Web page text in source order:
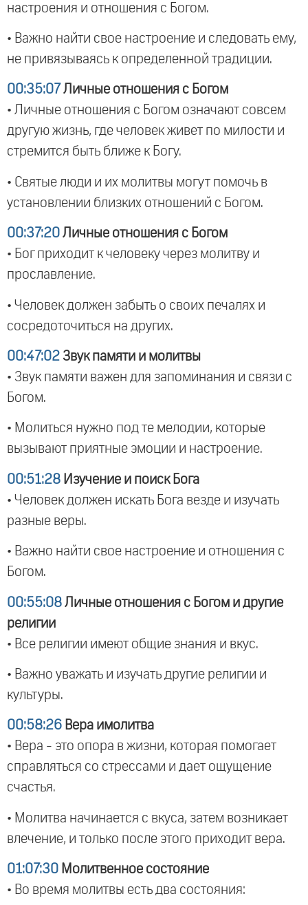
настроения и отношения с Богом.
• Важно найти свое настроение и следовать ему,
не привязываясь к определенной традиции.
00:35:07 Личные отношения с Богом
• Личные отношения с Богом означают совсем
другую жизнь, где человек живет по милости и
стремится быть ближе к Богу.
• Святые люди и их молитвы могут помочь в
установлении близких отношений с Богом.
00:37:20 Личные отношения с Богом
• Бог приходит к человеку через молитву и
прославление.
• Человек должен забыть о своих печалях и
сосредоточиться на других.
00:47:02 Звук памяти и молитвы
• Звук памяти важен для запоминания и связи с
Богом.
• Молиться нужно под те мелодии, которые
вызывают приятные эмоции и настроение.
00:51:28 Изучение и поиск Бога
• Человек должен искать Бога везде и изучать
разные веры.
• Важно найти свое настроение и отношения с
Богом.
00:55:08 Личные отношения с Богом и другие
религии
• Все религии имеют общие знания и вкус.
• Важно уважать и изучать другие религии и
культуры.
00:58:26 Вера имолитва
• Вера - это опора в жизни, которая помогает
справляться со стрессами и дает ощущение
счастья.
• Молитва начинается с вкуса, затем возникает
влечение, и только после этого приходит вера.
01:07:30 Молитвенное состояние
• Во время молитвы есть два состояния: